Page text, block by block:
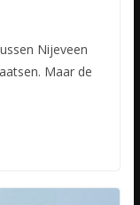
Nijeveen
Maar de